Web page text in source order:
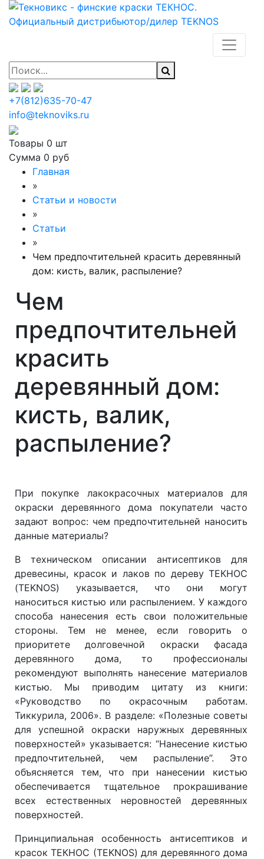
+7(812)635-70-47
info@teknoviks.ru
Товары 0 шт
Сумма 0 руб
Главная
»
Статьи и новости
»
Статьи
»
Чем предпочтительней красить деревянный
дом: кисть, валик, распыление?
Чем
предпочтительней
красить
деревянный дом:
кисть, валик,
распыление?
При покупке лакокрасочных материалов для
окраски деревянного дома покупатели часто
задают вопрос: чем предпочтительней наносить
данные материалы?
В техническом описании антисептиков для
древесины, красок и лаков по дереву ТЕКНОС
(TEKNOS) указывается, что они могут
наноситься кистью или распылением. У каждого
способа нанесения есть свои положительные
стороны. Тем не менее, если говорить о
приоритете долговечной окраски фасада
деревянного дома, то профессионалы
рекомендуют выполнять нанесение материалов
кистью. Мы приводим цитату из книги:
«Руководство по окрасочным работам.
Тиккурила, 2006». В разделе: «Полезные советы
для успешной окраски наружных деревянных
поверхностей» указывается: “Нанесение кистью
предпочтительней, чем распыление”. Это
объясняется тем, что при нанесении кистью
обеспечивается тщательное прокрашивание
всех естественных неровностей деревянных
поверхностей.
Принципиальная особенность антисептиков и
красок ТЕКНОС (TEKNOS) для деревянного дома